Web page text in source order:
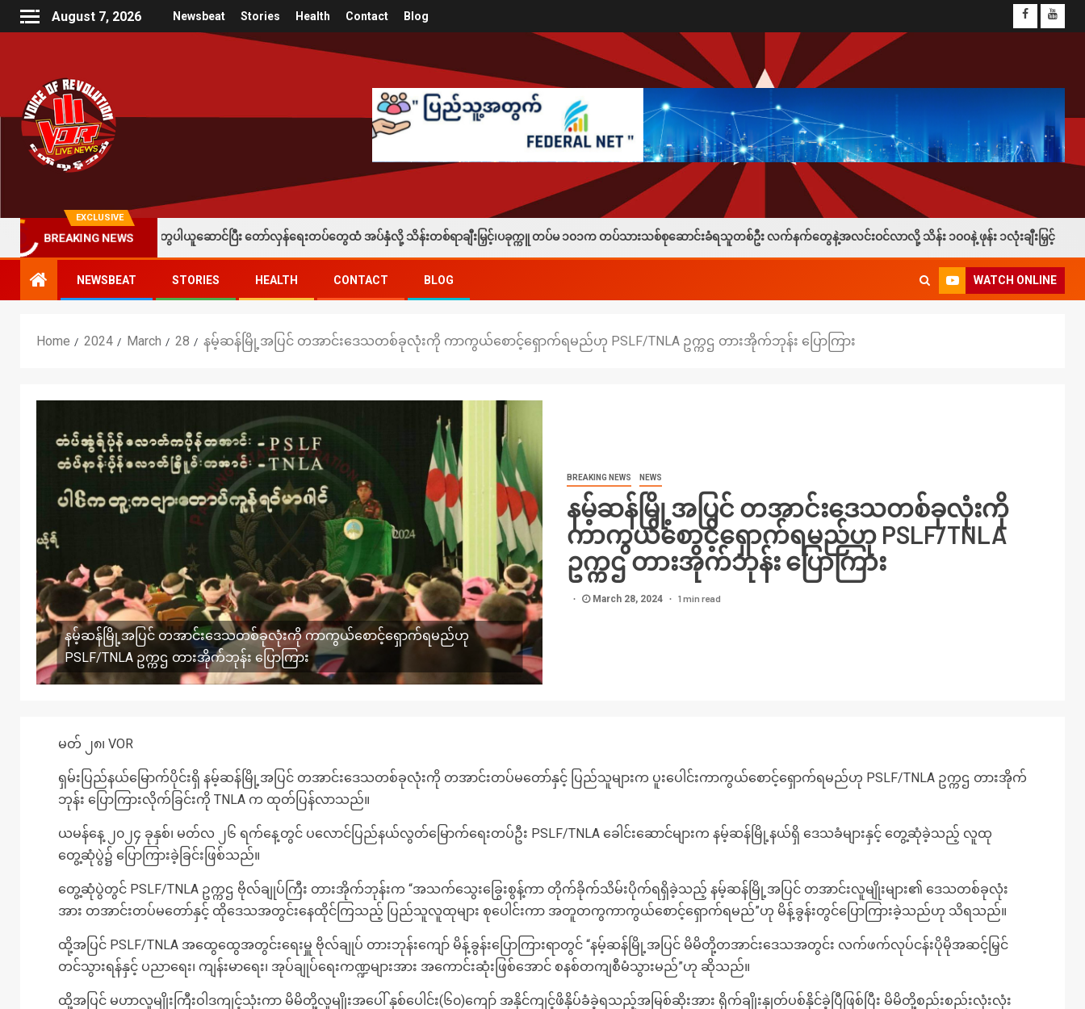
August 7, 2026 Newsbeat Stories Health Contact Blog
EXCLUSIVE
BREAKING NEWS
နက်တွေပါယူဆောင်ပြီး တော်လှန်ရေးတပ်တွေထံ အပ်နှံလို့ သိန်းတစ်ရာချီးမြှင့်၊ပခုက္ကူ တပ်မ ၁၀၁က တပ်သားသစ်စုဆောင်းခံရသူတစ်ဦး လက်နက်တွေနဲ့အလင်းဝင်လာလို့ သိန်း ၁၀၀နဲ့ ဖုန်း ၁လုံးချီးမြှင့် မဲပလီစခန်းက
NEWSBEAT STORIES HEALTH CONTACT BLOG WATCH ONLINE
Home 2024 March 28 နမ့်ဆန်မြို့အပြင် တအာင်းဒေသတစ်ခုလုံးကို ကာကွယ်စောင့်ရှောက်ရမည်ဟု PSLF/TNLA ဥက္ကဌ တားအိုက်ဘုန်း ပြောကြား
နမ့်ဆန်မြို့အပြင် တအာင်းဒေသတစ်ခုလုံးကို ကာကွယ်စောင့်ရှောက်ရမည်ဟု
PSLF/TNLA ဥက္ကဌ တားအိုက်ဘုန်း ပြောကြား
BREAKING NEWS NEWS
နမ့်ဆန်မြို့အပြင် တအာင်းဒေသတစ်ခုလုံးကို
ကာကွယ်စောင့်ရှောက်ရမည်ဟု PSLF/TNLA
ဥက္ကဌ တားအိုက်ဘုန်း ပြောကြား
March 28, 2024 1 min read
မတ် ၂၈၊ VOR
ရှမ်းပြည်နယ်မြောက်ပိုင်းရှိ နမ့်ဆန်မြို့အပြင် တအာင်းဒေသတစ်ခုလုံးကို တအာင်းတပ်မတော်နှင့် ပြည်သူများက ပူးပေါင်းကာကွယ်စောင့်ရှောက်ရမည်ဟု PSLF/TNLA ဥက္ကဌ တားအိုက်
ဘုန်း ပြောကြားလိုက်ခြင်းကို TNLA က ထုတ်ပြန်လာသည်။
ယမန်နေ့ ၂၀၂၄ ခုနှစ်၊ မတ်လ ၂၆ ရက်နေ့တွင် ပလောင်ပြည်နယ်လွတ်မြောက်ရေးတပ်ဦး PSLF/TNLA ခေါင်းဆောင်များက နမ့်ဆန်မြို့နယ်ရှိ ဒေသခံများနှင့် တွေ့ဆုံခဲ့သည့် လူထု
တွေ့ဆုံပွဲ၌ ပြောကြားခဲ့ခြင်းဖြစ်သည်။
တွေ့ဆုံပွဲတွင် PSLF/TNLA ဥက္ကဌ ဗိုလ်ချုပ်ကြီး တားအိုက်ဘုန်းက “အသက်သွေးခြွေးစွန့်ကာ တိုက်ခိုက်သိမ်းပိုက်ရရှိခဲ့သည့် နမ့်ဆန်မြို့အပြင် တအာင်းလူမျိုးများ၏ ဒေသတစ်ခုလုံး
အား တအာင်းတပ်မတော်နှင့် ထိုဒေသအတွင်းနေထိုင်ကြသည့် ပြည်သူလူထုများ စုပေါင်းကာ အတူတကွကာကွယ်စောင့်ရှောက်ရမည်”ဟု မိန့်ခွန်းတွင်ပြောကြားခဲ့သည်ဟု သိရသည်။
ထို့အပြင် PSLF/TNLA အထွေထွေအတွင်းရေးမှူ ဗိုလ်ချုပ် တားဘုန်းကျော် မိန့်ခွန်းပြောကြားရာတွင် “နမ့်ဆန်မြို့အပြင် မိမိတို့တအာင်းဒေသအတွင်း လက်ဖက်လုပ်ငန်းပိုမိုအဆင့်မြှင်
တင်သွားရန်နှင့် ပညာရေး၊ ကျန်းမာရေး၊ အုပ်ချုပ်ရေးကဏ္ဍများအား အကောင်းဆုံးဖြစ်အောင် စနစ်တကျစီမံသွားမည်”ဟု ဆိုသည်။
ထို့အပြင် မဟာလူမျိုးကြီးဝါဒကျင့်သုံးကာ မိမိတို့လူမျိုးအပေါ် နှစ်ပေါင်း(၆၀)ကျော် အနိုင်ကျင့်ဖိနှိပ်ခံခဲ့ရသည့်အမြစ်ဆိုးအား ရိုက်ချိုးနှုတ်ပစ်နိုင်ခဲ့ပြီဖြစ်ပြီး မိမိတို့စည်းစည်းလုံးလုံး